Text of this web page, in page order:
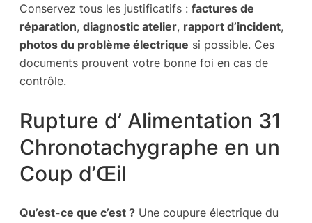
Conservez tous les justificatifs : factures de
réparation, diagnostic atelier, rapport d’incident,
photos du problème électrique si possible. Ces
documents prouvent votre bonne foi en cas de
contrôle.
Rupture d’ Alimentation 31
Chronotachygraphe en un
Coup d’Œil
Qu’est-ce que c’est ? Une coupure électrique du